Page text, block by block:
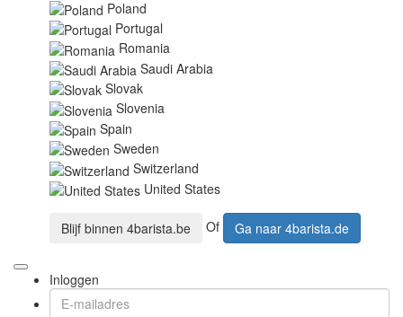
Poland
Portugal
Romania
Saudi Arabia
Slovak
Slovenia
Spain
Sweden
Switzerland
United States
Blijf binnen 4barista.be Of Ga naar 4barista.de
Inloggen